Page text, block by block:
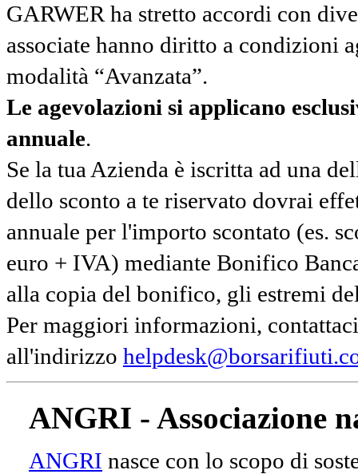
GARWER ha stretto accordi con
associate hanno diritto a condizioni
modalità “Avanzata”.
Le agevolazioni si applicano
annuale.
Se la tua Azienda è iscritta ad una
dello sconto a te riservato dovrai
annuale per l'importo scontato (es.
euro + IVA) mediante Bonifico
alla copia del bonifico, gli estremi
Per maggiori informazioni,
all'indirizzo
ANGRI - Associazione
ANGRI nasce con lo scopo di